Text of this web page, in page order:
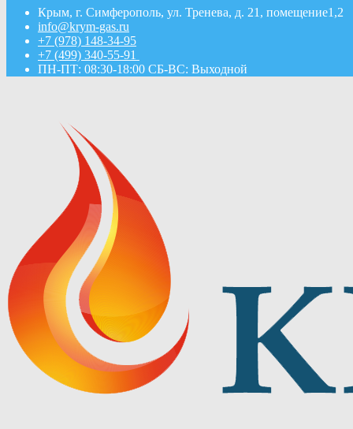
Крым, г. Симферополь, ул. Тренева, д. 21, помещение1,2
info@krym-gas.ru
+7 (978) 148-34-95
+7 (499) 340-55-91 ​
ПН-ПТ: 08:30-18:00 СБ-ВС: Выходной